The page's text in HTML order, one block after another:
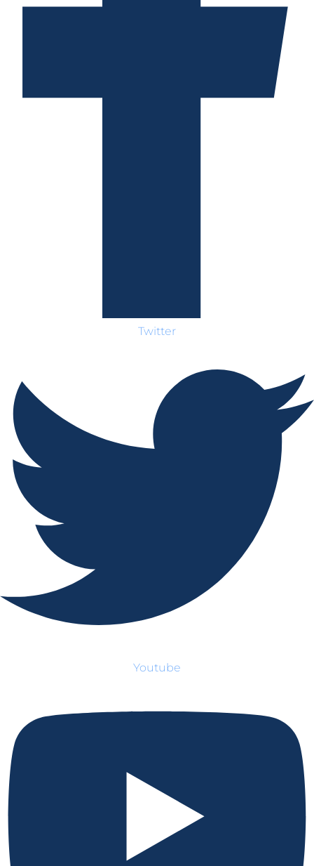
Twitter
Youtube